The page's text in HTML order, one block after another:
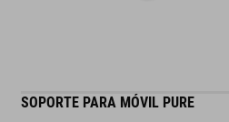
SOPORTE PARA MÓVIL PURE